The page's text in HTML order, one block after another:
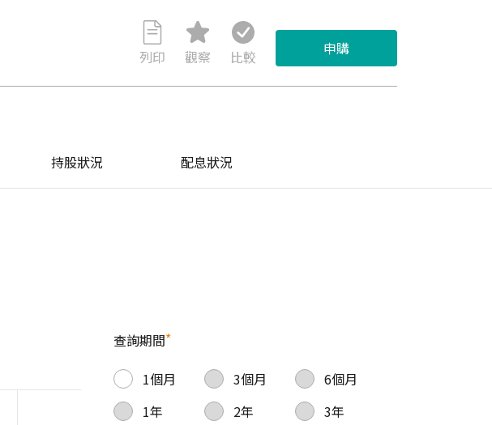
列印 觀察 比較 申購
持股狀況 配息狀況
查詢期間*
1個月 3個月
6個月
1年
2年
3年